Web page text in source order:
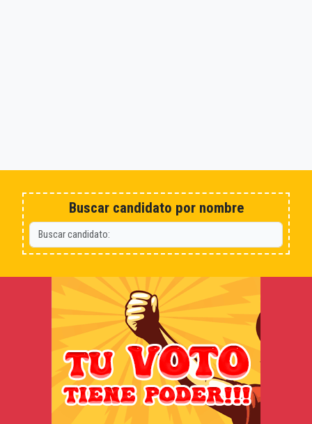
Buscar candidato por nombre